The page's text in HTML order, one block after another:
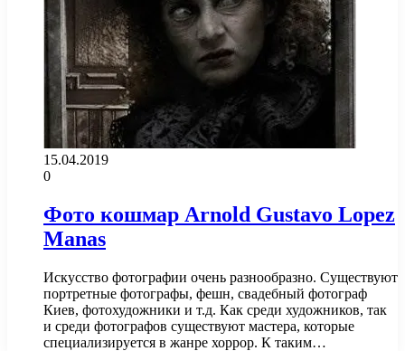
15.04.2019
0
Фото кошмар Arnold Gustavo Lopez
Manas
Искусство фотографии очень разнообразно. Существуют
портретные фотографы, фешн, свадебный фотограф
Киев, фотохудожники и т.д. Как среди художников, так
и среди фотографов существуют мастера, которые
специализируется в жанре хоррор. К таким…